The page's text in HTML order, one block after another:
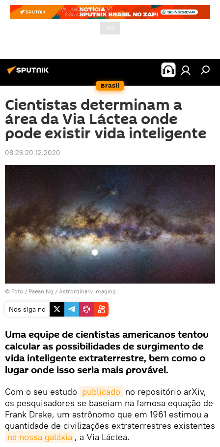
Brasil
Cientistas determinam a
área da Via Láctea onde
pode existir vida inteligente
08:26 20.12.2020
© Foto / Paean Ng / Astrordinary Imaging
Nos siga no
Uma equipe de cientistas americanos tentou
calcular as possibilidades de surgimento de
vida inteligente extraterrestre, bem como o
lugar onde isso seria mais provável.
Com o seu estudo publicado no repositório arXiv,
os pesquisadores se baseiam na famosa equação de
Frank Drake, um astrônomo que em 1961 estimou a
quantidade de civilizações extraterrestres existentes
na nossa galáxia , a Via Láctea.